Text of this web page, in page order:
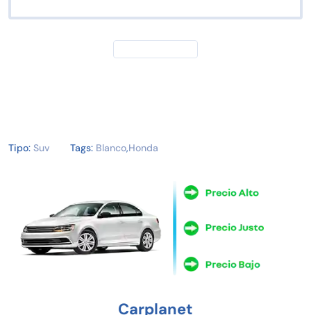
Tipo: Suv Tags: Blanco,Honda
Carplanet